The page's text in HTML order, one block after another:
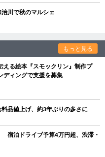
川で秋のマルシェ
もっと見る
える絵本『スモックリン』制作プ
ィングで支援を募集
品値上げ、約3年ぶりの多さに
宿泊ドライブ予算4万円超、渋滞・